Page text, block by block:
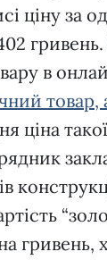
ціну за
в
товар,
ціна
гривень,